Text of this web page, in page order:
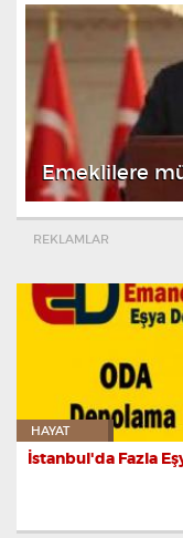
Emeklilere
REKLAMLAR
HAYAT
İstanbul'da Fazla